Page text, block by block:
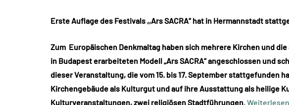
Erste Auflage des Festivals ,,Ars SACRA“ hat in Hermannstadt
Zum Europäischen Denkmaltag haben sich mehrere Kirchen und
in Budapest erarbeiteten Modell „Ars SACRA“ angeschlossen und
dieser Veranstaltung, die vom 15. bis 17. September stattgefunden
Kirchengebäude als Kulturgut und auf ihre Ausstattung als heilige
Kulturveranstaltungen, zwei religiösen Stadtführungen